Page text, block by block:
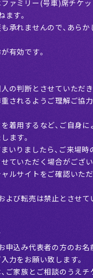
ァミリー(号車)席チケ
ます。
承れませんので、あら
有効です。
の判断とさせていただき
されるようご理解ご協
着用するなど、ご自身に
ます。
いりましたら、ご来場時
ていただく場合がござい
ルサイトをご確認いた
よび転売は禁止とさせて
申込み代表者の方のお名
力をお願い致します。
ご家族とご相談のうえチ